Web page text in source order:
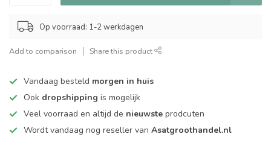
Op voorraad: 1-2 werkdagen
Add to comparison Share this product
Vandaag besteld morgen in huis
Ook dropshipping is mogelijk
Veel voorraad en altijd de nieuwste prodcuten
Wordt vandaag nog reseller van Asatgroothandel.nl